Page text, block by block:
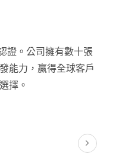
證。公司擁有數十張
能力，贏得全球客戶
擇。